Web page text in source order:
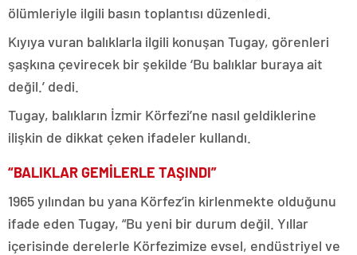
ölümleriyle ilgili basın toplantısı düzenledi.
Kıyıya vuran balıklarla ilgili konuşan Tugay, görenleri
şaşkına çevirecek bir şekilde ‘Bu balıklar buraya ait
değil.’ dedi.
Tugay, balıkların İzmir Körfezi’ne nasıl geldiklerine
ilişkin de dikkat çeken ifadeler kullandı.
“BALIKLAR GEMİLERLE TAŞINDI”
1965 yılından bu yana Körfez’in kirlenmekte olduğunu
ifade eden Tugay, “Bu yeni bir durum değil. Yıllar
içerisinde derelerle Körfezimize evsel, endüstriyel ve